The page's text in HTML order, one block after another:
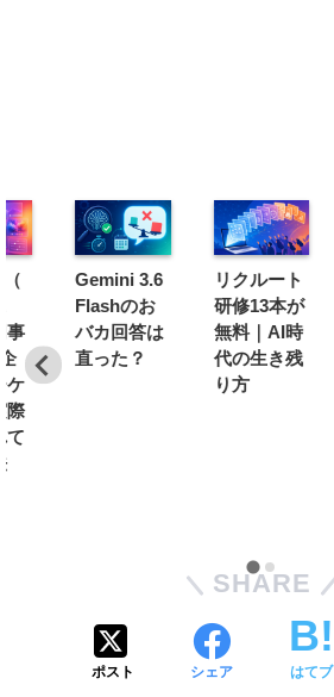
事
ケ
際
て
Gemini 3.6
Flashのお
バカ回答は
直った？
リクルート
研修13本が
無料｜AI時
代の生き残
り方
SHARE
ポスト シェア はてブ